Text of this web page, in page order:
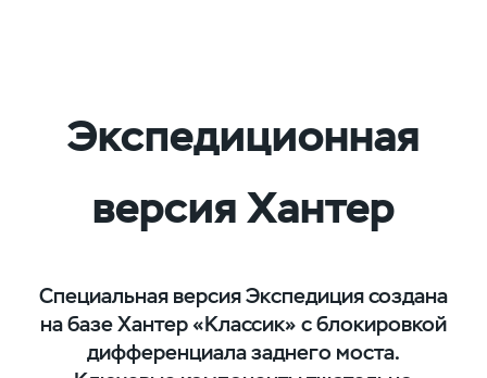
Экспедиционная
версия Хантер
Специальная версия Экспедиция создана
на базе Хантер «Классик» с блокировкой
дифференциала заднего моста.